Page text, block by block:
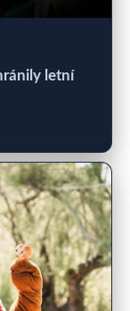
letní